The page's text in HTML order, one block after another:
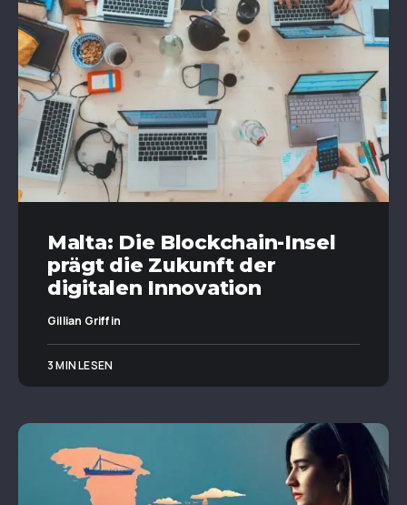
Malta: Die Blockchain-Insel
prägt die Zukunft der
digitalen Innovation
Gillian Griffin
3 MIN LESEN